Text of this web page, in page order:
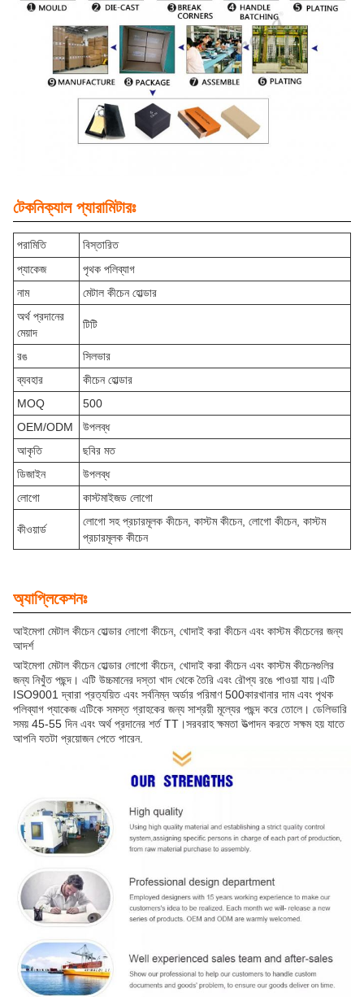
টেকনিক্যাল প্যারামিটারঃ
পরামিতি
বিস্তারিত
প্যাকেজ
পৃথক পলিব্যাগ
নাম
মেটাল কীচেন হোল্ডার
অর্থ প্রদানের
মেয়াদ
টিটি
রঙ
সিলভার
ব্যবহার
কীচেন হোল্ডার
MOQ
500
OEM/ODM
উপলব্ধ
আকৃতি
ছবির মত
ডিজাইন
উপলব্ধ
লোগো
কাস্টমাইজড লোগো
কীওয়ার্ড
লোগো সহ প্রচারমূলক কীচেন, কাস্টম কীচেন, লোগো কীচেন, কাস্টম
প্রচারমূলক কীচেন
অ্যাপ্লিকেশনঃ
আইমেগা মেটাল কীচেন হোল্ডার লোগো কীচেন, খোদাই করা কীচেন এবং কাস্টম কীচেনের জন্য
আদর্শ
আইমেগা মেটাল কীচেন হোল্ডার লোগো কীচেন, খোদাই করা কীচেন এবং কাস্টম কীচেনগুলির
জন্য নিখুঁত পছন্দ। এটি উচ্চমানের দস্তা খাদ থেকে তৈরি এবং রৌপ্য রঙে পাওয়া যায়।এটি
ISO9001 দ্বারা প্রত্যয়িত এবং সর্বনিম্ন অর্ডার পরিমাণ 500কারখানার দাম এবং পৃথক
পলিব্যাগ প্যাকেজ এটিকে সমস্ত গ্রাহকের জন্য সাশ্রয়ী মূল্যের পছন্দ করে তোলে। ডেলিভারি
সময় 45-55 দিন এবং অর্থ প্রদানের শর্ত TT।সরবরাহ ক্ষমতা উত্পাদন করতে সক্ষম হয় যাতে
আপনি যতটা প্রয়োজন পেতে পারেন.